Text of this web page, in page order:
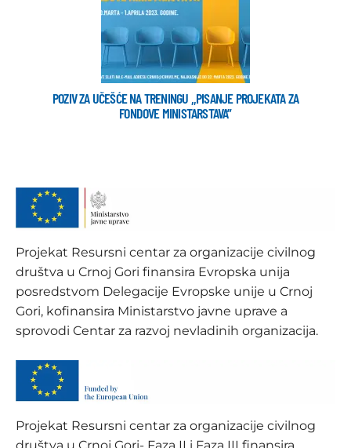
POZIV ZA UČEŠĆE NA TRENINGU ,,PISANJE PROJEKATA ZA
FONDOVE MINISTARSTAVA”
Projekat Resursni centar za organizacije civilnog
društva u Crnoj Gori finansira Evropska unija
posredstvom Delegacije Evropske unije u Crnoj
Gori, kofinansira Ministarstvo javne uprave a
sprovodi Centar za razvoj nevladinih organizacija.
Projekat Resursni centar za organizacije civilnog
društva u Crnoj Gori- Faza II i Faza III finansira